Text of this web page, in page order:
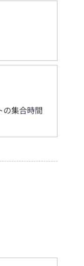
の集合時間